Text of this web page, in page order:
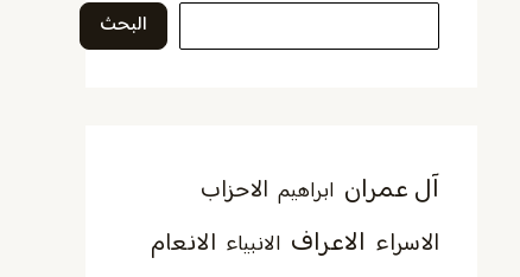
البحث
آل عمران ابراهيم الاحزاب
الاسراء الاعراف الانبياء الانعام